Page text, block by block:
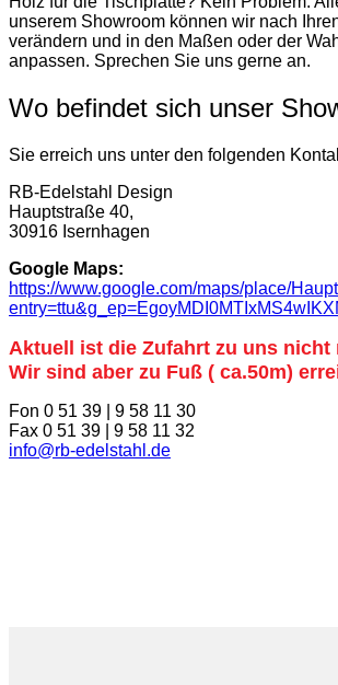
unserem Showroom können wir nach
verändern und in den Maßen oder der
anpassen. Sprechen Sie uns gerne an.
Wo befindet sich unser
Sie erreich uns unter den folgenden
RB-Edelstahl Design
Hauptstraße 40,
30916 Isernhagen
Google Maps:
https://www.google.com/maps/place/
Aktuell ist die Zufahrt zu uns nicht
Wir sind aber zu Fuß ( ca.50m)
Fon 0 51 39 | 9 58 11 30
Fax 0 51 39 | 9 58 11 32
info@rb-edelstahl.de